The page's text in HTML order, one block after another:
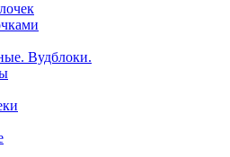
Вудблоки.